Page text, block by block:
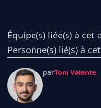
Équipe(s) liée(s) à cet
Personne(s) lié(s) à
parToni Valente